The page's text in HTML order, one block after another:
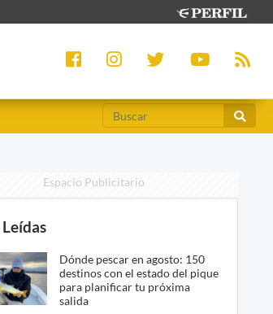
Espacio Publicitario
Dónde pescar en agosto: 150
destinos con el estado del pique
para planificar tu próxima
salida